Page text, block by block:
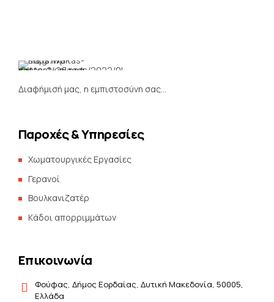
Σχετικά με εμάς
Επικοινωνία
Διαφήμισή μας, η εμπιστοσύνη σας…
Παροχές & Υπηρεσίες
Χωματουργικές Εργασίες
Γερανοί
Βουλκανιζατέρ
Kάδοι απορριμμάτων
Επικοινωνία
Φούφας, Δήμος Εορδαίας, Δυτική Μακεδονία, 50005,
Ελλάδα